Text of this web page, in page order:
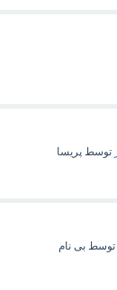
توسط پریسا
توسط بی نام